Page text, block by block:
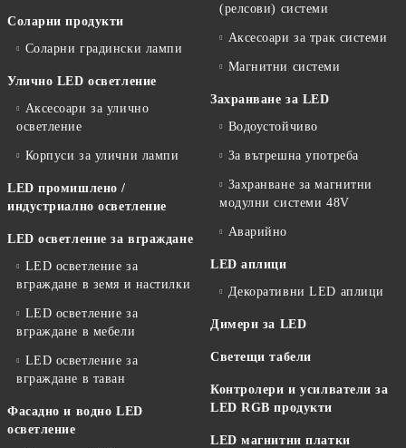
Соларни продукти
Соларни градински лампи
Улично LED осветление
Аксесоари за улично
осветление
Корпуси за улични лампи
LED промишлено /
индустриално осветление
LED осветление за вграждане
LED осветление за
вграждане в земя и настилки
LED осветление за
вграждане в мебели
LED осветление за
вграждане в таван
Фасадно и водно LED
осветление
(релсови) системи
Аксесоари за трак системи
Магнитни системи
Захранване за LED
Водоустойчиво
За вътрешна употреба
Захранване за магнитни
модулни системи 48V
Аварийно
LED аплици
Декоративни LED аплици
Димери за LED
Светещи табели
Контролери и усилватели за
LED RGB продукти
LED магнитни платки